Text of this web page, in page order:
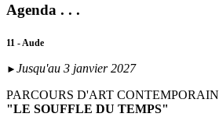
Agenda . . .
11 - Aude
► Jusqu'au 3 janvier 2027
PARCOURS D'ART CONTEMPORAIN
"LE SOUFFLE DU TEMPS"